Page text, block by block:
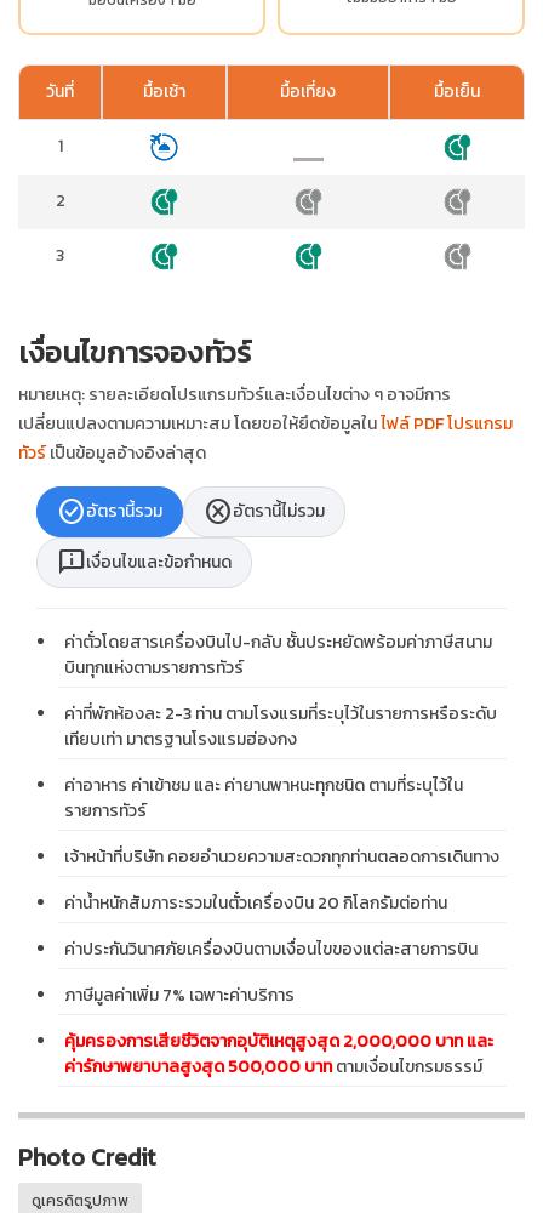
วันที่ มื้อเช้า มื้อเที่ยง มื้อเย็น
1
2
3
เงื่อนไขการจองทัวร์
หมายเหตุ: รายละเอียดโปรแกรมทัวร์และเงื่อนไขต่าง ๆ อาจมีการ
เปลี่ยนแปลงตามความเหมาะสม โดยขอให้ยึดข้อมูลในไฟล์ PDF โปรแกรม
ทัวร์เป็นข้อมูลอ้างอิงล่าสุด
check_circleอัตรานี้รวม cancelอัตรานี้ไม่รวม
chat_infoเงื่อนไขและข้อกำหนด
ค่าตั๋วโดยสารเครื่องบินไป-กลับ ชั้นประหยัดพร้อมค่าภาษีสนาม
บินทุกแห่งตามรายการทัวร์
ค่าที่พักห้องละ 2-3 ท่าน ตามโรงแรมที่ระบุไว้ในรายการหรือระดับ
เทียบเท่า มาตรฐานโรงแรมฮ่องกง
ค่าอาหาร ค่าเข้าชม และ ค่ายานพาหนะทุกชนิด ตามที่ระบุไว้ใน
รายการทัวร์
เจ้าหน้าที่บริษัท คอยอำนวยความสะดวกทุกท่านตลอดการเดินทาง
ค่าน้ำหนักสัมภาระรวมในตั๋วเครื่องบิน 20 กิโลกรัมต่อท่าน
ค่าประกันวินาศภัยเครื่องบินตามเงื่อนไขของแต่ละสายการบิน
ภาษีมูลค่าเพิ่ม 7% เฉพาะค่าบริการ
คุ้มครองการเสียชีวิตจากอุบัติเหตุสูงสุด 2,000,000 บาท และ
ค่ารักษาพยาบาลสูงสุด 500,000 บาทตามเงื่อนไขกรมธรรม์
Photo Credit
ดูเครดิตรูปภาพ